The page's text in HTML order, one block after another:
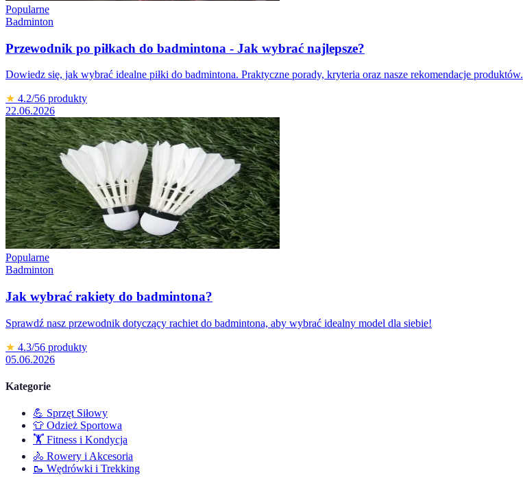
Popularne
Badminton
Przewodnik po piłkach do badmintona - Jak wybrać najlepsze?
Dowiedz się, jak wybrać idealne piłki do badmintona. Praktyczne porady, kryteria oraz nasze rekomendacje produktów.
★ 4.2/56 produkty
22.06.2026
Popularne
Badminton
Jak wybrać rakiety do badmintona?
Sprawdź nasz przewodnik dotyczący rachiet do badmintona, aby wybrać idealny model dla siebie!
★ 4.3/56 produkty
05.06.2026
Kategorie
💪 Sprzęt Siłowy
👕 Odzież Sportowa
🏋️ Fitness i Kondycja
🚴 Rowery i Akcesoria
🥾 Wędrówki i Trekking